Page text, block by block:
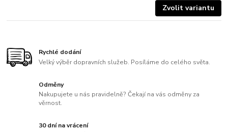
Zvolit variantu
Rychlé dodání
Velký výběr dopravních služeb. Posíláme do celého světa.
Odměny
Nakupujete u nás pravidelně? Čekají na vás odměny za
věrnost.
30 dní na vrácení